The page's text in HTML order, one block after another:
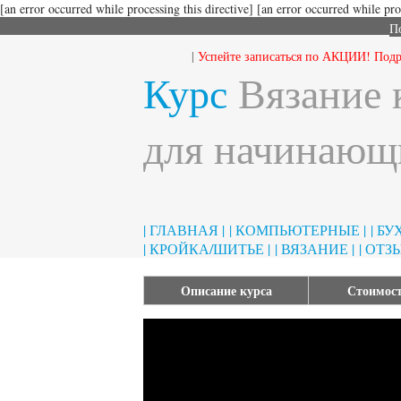
[an error occurred while processing this directive] [an error occurred while
| Успейте записаться по АКЦИИ!
Курс Вязание
для
| ГЛАВНАЯ | | КОМПЬЮТЕРНЫЕ | |
| КРОЙКА/ШИТЬЕ | | ВЯЗАНИЕ | |
Описание курса